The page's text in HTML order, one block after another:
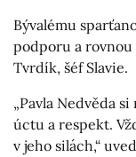
Bývalému
podporu a rovnou
Tvrdík, šéf Slavie.
„Pavla Nedvěda
úctu a respekt.
v jeho silách,“